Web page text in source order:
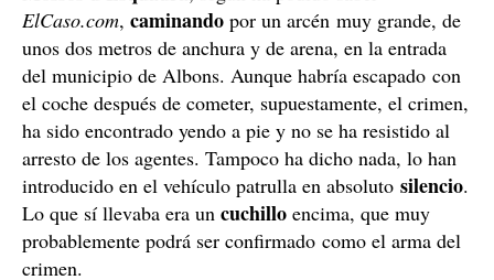
ElCaso.com, caminando por un arcén muy grande, de
unos dos metros de anchura y de arena, en la entrada
del municipio de Albons. Aunque habría escapado con
el coche después de cometer, supuestamente, el crimen,
ha sido encontrado yendo a pie y no se ha resistido al
arresto de los agentes. Tampoco ha dicho nada, lo han
introducido en el vehículo patrulla en absoluto silencio.
Lo que sí llevaba era un cuchillo encima, que muy
probablemente podrá ser confirmado como el arma del
crimen.